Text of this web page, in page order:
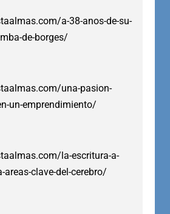
a-38-anos-de-su-
de-borges/
una-pasion-
un-emprendimiento/
la-escritura-a-
areas-clave-del-cerebro/